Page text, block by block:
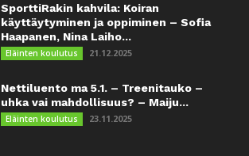
SporttiRakin kahvila: Koiran
käyttäytyminen ja oppiminen – Sofia
Haapanen, Nina Laiho...
Eläinten koulutus 21.12.2025
Nettiluento ma 5.1. – Treenitauko –
uhka vai mahdollisuus? – Maiju...
Eläinten koulutus 23.11.2025